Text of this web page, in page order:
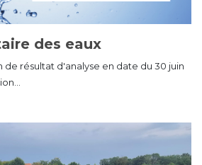
des eaux
de résultat d'analyse en date du 30 juin